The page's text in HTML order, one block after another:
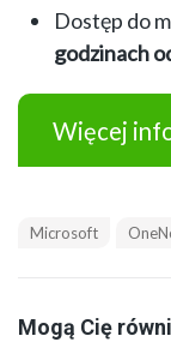
Dostęp do
godzinach
Więcej
Microsoft
Mogą Cię